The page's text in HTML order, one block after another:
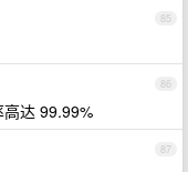
85
86
达 99.99%
87